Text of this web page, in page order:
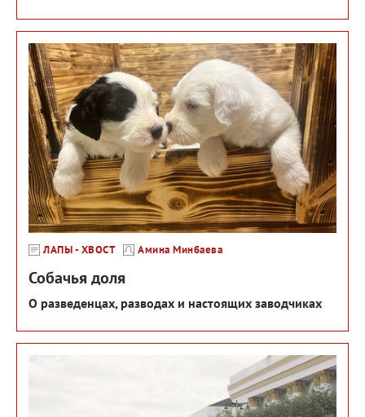
ЛАПЫ - ХВОСТ Амина Минбаева
Собачья доля
О разведенцах, разводах и настоящих заводчиках